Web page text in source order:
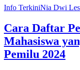
Info TerkiniNia Dwi
Cara Daftar
Mahasiswa
Pemilu 2024